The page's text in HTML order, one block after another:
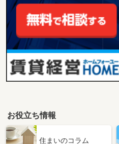
お役立ち情報
住まいのコラム